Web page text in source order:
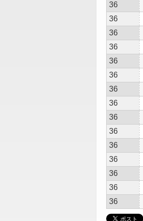
36
36
36
36
36
36
36
36
36
36
36
36
36
36
36